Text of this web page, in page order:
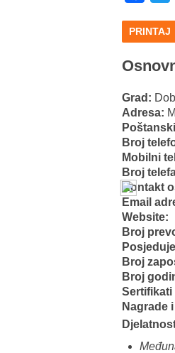
PRINTAJ
Grad:
Adresa:
Broj
Mobilni
Broj
Kontakt
Email
Website:
Broj
Broj
Broj
Sertifikati
Nagrade